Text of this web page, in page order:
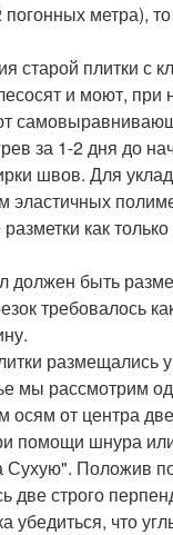
метра),
старой плитки с
и моют, при
за 1-2 дня до
швов. Для
эластичных
как только
должен быть
требовалось
размещались
мы рассмотрим
осям от центра
помощи шнура
Сухую". Положив
две строго
убедиться, что